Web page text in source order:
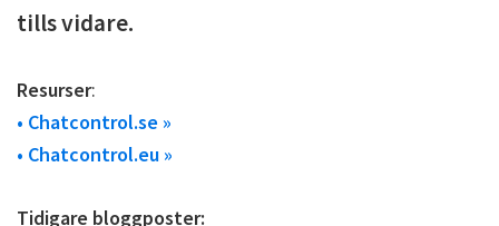
tills vidare.
Resurser:
• Chatcontrol.se »
• Chatcontrol.eu »
Tidigare bloggposter: